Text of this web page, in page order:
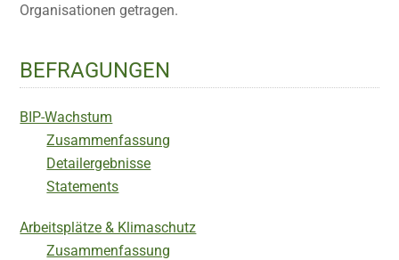
Organisationen getragen.
BEFRAGUNGEN
BIP-Wachstum
Zusammenfassung
Detailergebnisse
Statements
Arbeitsplätze & Klimaschutz
Zusammenfassung